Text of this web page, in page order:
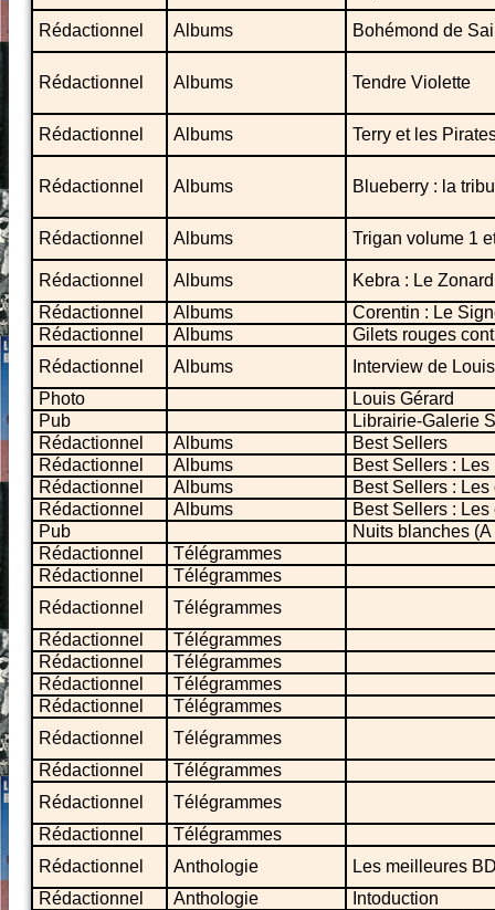
Rédactionnel Albums Bohémond de
Rédactionnel Albums Tendre Violette
Rédactionnel Albums Terry et les
Rédactionnel Albums Blueberry : la
Rédactionnel Albums Trigan volume 1
Rédactionnel Albums
Kebra : Le
Rédactionnel
Albums
Corentin : Le
Rédactionnel
Albums
Gilets rouges
Rédactionnel
Albums
Interview de
Photo
Louis Gérard
Pub
Librairie-Galerie
Rédactionnel
Albums
Best Sellers
Rédactionnel
Albums
Best Sellers :
Rédactionnel
Albums
Best Sellers :
Rédactionnel
Albums
Best Sellers :
Pub
Nuits blanches
Rédactionnel
Télégrammes
Rédactionnel
Télégrammes
Rédactionnel
Télégrammes
Rédactionnel
Télégrammes
Rédactionnel
Télégrammes
Rédactionnel
Télégrammes
Rédactionnel
Télégrammes
Rédactionnel
Télégrammes
Rédactionnel
Télégrammes
Rédactionnel
Télégrammes
Rédactionnel
Télégrammes
Rédactionnel
Anthologie
Les meilleures
Rédactionnel
Anthologie
Intoduction